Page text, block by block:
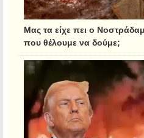
Μας τα είχε πει ο
που θέλουμε να δούμε;